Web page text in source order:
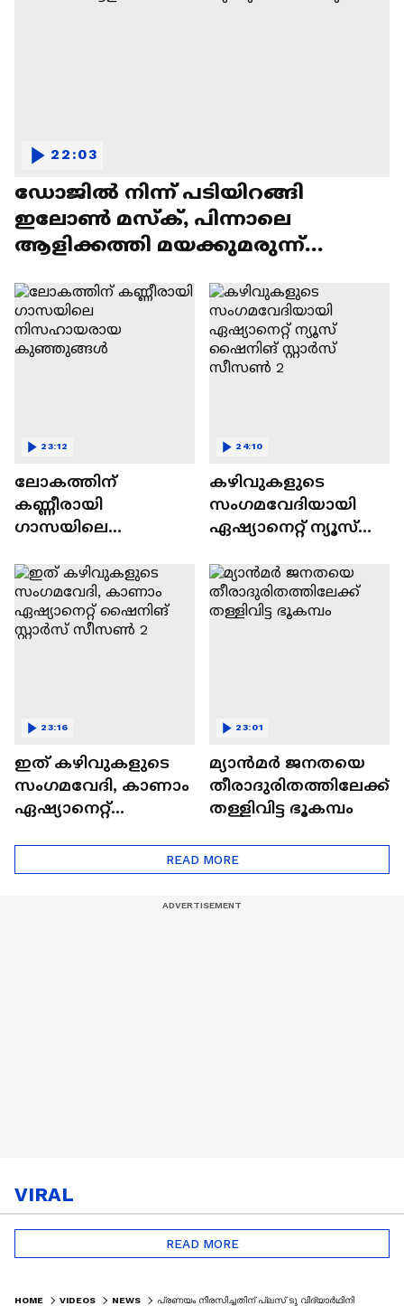
ഡോജിൽ നിന്ന് പടിയിറങ്ങി
ഇലോൺ മസ്ക്, പിന്നാലെ
ആളിക്കത്തി മയക്കുമരുന്ന്
22:03
ലോകത്തിന്
കണ്ണീരായി
ഗാസയിലെ
കുഞ്ഞുങ്ങൾ
23:12
കഴിവുകളുടെ
സംഗമവേദിയായി
ഏഷ്യാനെറ്റ് ന്യൂസ്
സീസൺ 2
24:10
ഇത് കഴിവുകളുടെ
സംഗമവേദി, കാണാം
ഏഷ്യാനെറ്റ്
23:16
മ്യാൻമർ ജനതയെ
തീരാദുരിതത്തിലേക്ക്
തള്ളിവിട്ട ഭൂകമ്പം
23:01
READ MORE
VIRAL
READ MORE
HOME VIDEOS NEWS